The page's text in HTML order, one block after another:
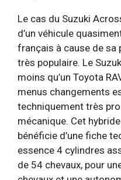
Le cas du Suzuki
d’un véhicule
français à cause de sa
très populaire. Le
moins qu’un Toyota
menus changements
techniquement très
mécanique. Cet
bénéficie d’une fiche
essence 4 cylindres
de 54 chevaux, pour